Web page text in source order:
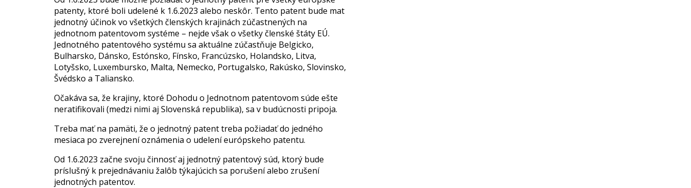
patenty, ktoré boli udelené k 1.6.2023 alebo neskôr. Tento patent bude mat
jednotný účinok vo všetkých členských krajinách zúčastnených na
jednotnom patentovom systéme – nejde však o všetky členské štáty EÚ.
Jednotného patentového systému sa aktuálne zúčastňuje Belgicko,
Bulharsko, Dánsko, Estónsko, Fínsko, Francúzsko, Holandsko, Litva,
Lotyšsko, Luxembursko, Malta, Nemecko, Portugalsko, Rakúsko, Slovinsko,
Švédsko a Taliansko.
Očakáva sa, že krajiny, ktoré Dohodu o Jednotnom patentovom súde ešte
neratifikovali (medzi nimi aj Slovenská republika), sa v budúcnosti pripoja.
Treba mať na pamäti, že o jednotný patent treba požiadať do jedného
mesiaca po zverejnení oznámenia o udelení európskeho patentu.
Od 1.6.2023 začne svoju činnosť aj jednotný patentový súd, ktorý bude
príslušný k prejednávaniu žalôb týkajúcich sa porušení alebo zrušení
jednotných patentov.